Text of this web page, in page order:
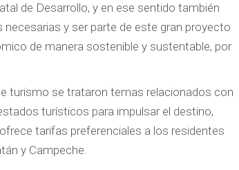
de Desarrollo, y en ese sentido también
necesarias y ser parte de este gran proyecto
de manera sostenible y sustentable, por
turismo se trataron temas relacionados con
turísticos para impulsar el destino,
tarifas preferenciales a los residentes
y Campeche.